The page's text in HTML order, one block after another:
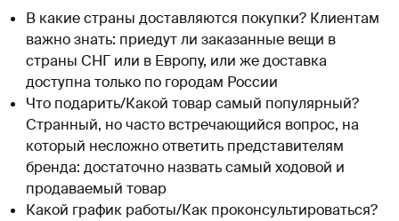
В какие страны доставляются покупки? Клиентам
важно знать: приедут ли заказанные вещи в
страны СНГ или в Европу, или же доставка
доступна только по городам России
Что подарить/Какой товар самый популярный?
Странный, но часто встречающийся вопрос, на
который несложно ответить представителям
бренда: достаточно назвать самый ходовой и
продаваемый товар
Какой график работы/Как проконсультироваться?